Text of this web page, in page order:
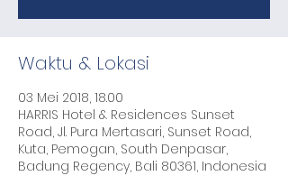
Waktu & Lokasi
03 Mei 2018, 18.00
HARRIS Hotel & Residences Sunset
Road, Jl. Pura Mertasari, Sunset Road,
Kuta, Pemogan, South Denpasar,
Badung Regency, Bali 80361, Indonesia